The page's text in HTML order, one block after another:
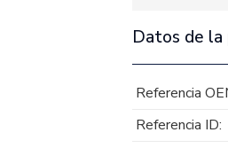
Datos de la
Referencia
Referencia ID: